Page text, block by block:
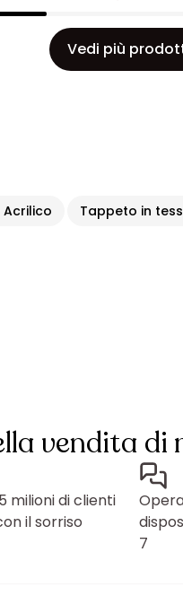
Vedi più
Tappeto in
vendita
milioni di clienti
il sorriso
7